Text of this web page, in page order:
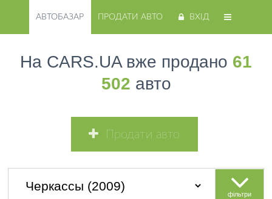
АВТОБАЗАР ПРОДАТИ АВТО ВХІД
На CARS.UA вже продано 61
502 авто
Продати авто
фільтри